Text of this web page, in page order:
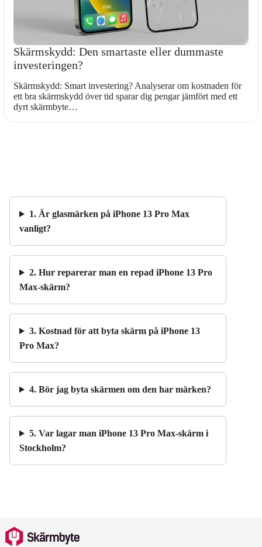
Skärmskydd: Den smartaste eller dummaste
investeringen?
Skärmskydd: Smart investering? Analyserar om kostnaden för
ett bra skärmskydd över tid sparar dig pengar jämfört med ett
dyrt skärmbyte…
1. Är glasmärken på iPhone 13 Pro Max
vanligt?
2. Hur reparerar man en repad iPhone 13 Pro
Max-skärm?
3. Kostnad för att byta skärm på iPhone 13
Pro Max?
4. Bör jag byta skärmen om den har märken?
5. Var lagar man iPhone 13 Pro Max-skärm i
Stockholm?